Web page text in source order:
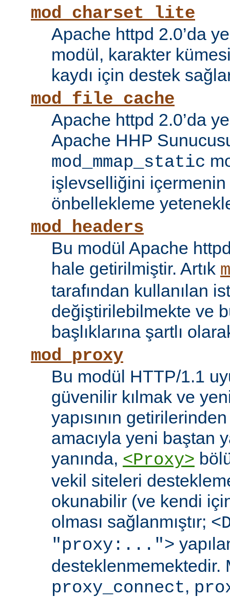
mod_charset_lite
Apache httpd 2.0’da
modül, karakter
kaydı için destek
mod_file_cache
Apache httpd 2.0’da
Apache HHP
mod_mmap_static
işlevselliğini içermenin
önbellekleme
mod_headers
Bu modül Apache
hale getirilmiştir. Artık
tarafından kullanılan
değiştirilebilmekte ve
başlıklarına şartlı
mod_proxy
Bu modül HTTP/1.1
güvenilir kılmak ve
yapısının
amacıyla yeni baştan
yanında, <Proxy>
vekil siteleri
okunabilir (ve kendi
olması sağlanmıştır;
"proxy:...">
desteklenmemektedir.
proxy_connect,